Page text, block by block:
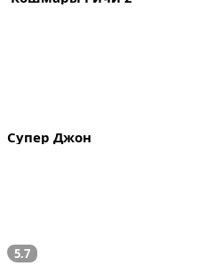
Супер Джон
5.7